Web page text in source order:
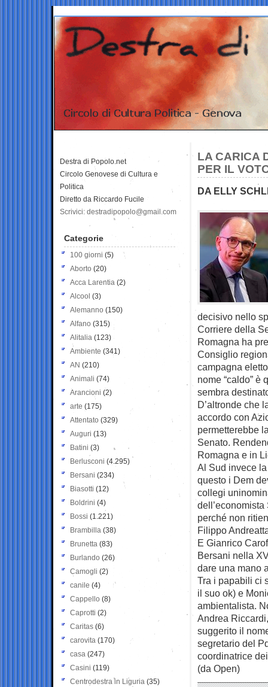
LA CARICA
PER IL
DA ELLY
decisivo nello
Corriere della
Romagna ha
Consiglio
campagna
nome “caldo” è
sembra
D’altronde che
accordo con
permetterebbe
Senato.
Romagna e in
Al Sud invece
questo i Dem
collegi
perché non
Filippo
E Gianrico
Bersani nella
dare una mano
Tra i papabili ci
il suo ok) e
ambientalista.
Andrea
suggerito il
segretario del
coordinatrice
(da Open)
Destra di Popolo.net
Circolo Genovese di Cultura e
Politica
Diretto da Riccardo Fucile
Scrivici: destradipopolo@gmail.com
Categorie
100 giorni (5)
Aborto (20)
Acca Larentia (2)
Alcool (3)
Alemanno (150)
Alfano (315)
Alitalia (123)
Ambiente (341)
AN (210)
Animali (74)
Arancioni (2)
arte (175)
Attentato (329)
Auguri (13)
Batini (3)
Berlusconi (4.295)
Bersani (234)
Biasotti (12)
Boldrini (4)
Bossi (1.221)
Brambilla (38)
Brunetta (83)
Burlando (26)
Camogli (2)
canile (4)
Cappello (8)
Caprotti (2)
Caritas (6)
carovita (170)
casa (247)
Casini (119)
Centrodestra in Liguria (35)